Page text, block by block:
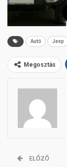
Autó Jeep
Megosztás
ELŐZŐ